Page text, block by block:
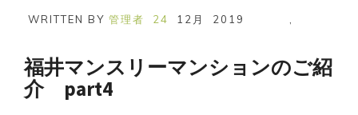
WRITTEN BY 管理者 24 12月 2019
福井マンスリーマンションのご紹
介 part4